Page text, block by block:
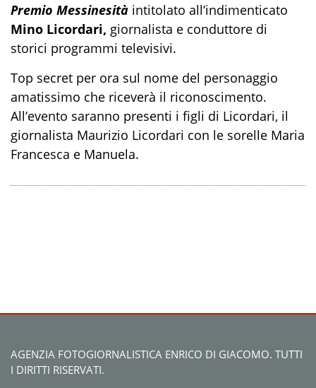
Premio Messinesità intitolato all’indimenticato
Mino Licordari, giornalista e conduttore di
storici programmi televisivi.
Top secret per ora sul nome del personaggio
amatissimo che riceverà il riconoscimento.
All’evento saranno presenti i figli di Licordari, il
giornalista Maurizio Licordari con le sorelle Maria
Francesca e Manuela.
AGENZIA FOTOGIORNALISTICA ENRICO DI GIACOMO. TUTTI
I DIRITTI RISERVATI.